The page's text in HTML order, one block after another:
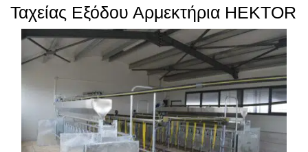
Ταχείας Εξόδου Αρμεκτήρια HEKTOR